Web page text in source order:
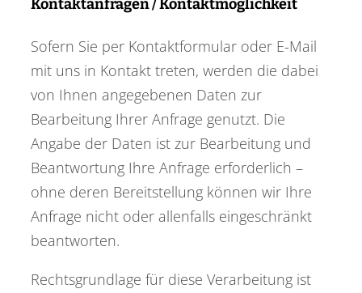
Kontaktanfragen / Kontaktmöglichkeit
Sofern Sie per Kontaktformular oder E-Mail
mit uns in Kontakt treten, werden die dabei
von Ihnen angegebenen Daten zur
Bearbeitung Ihrer Anfrage genutzt. Die
Angabe der Daten ist zur Bearbeitung und
Beantwortung Ihre Anfrage erforderlich –
ohne deren Bereitstellung können wir Ihre
Anfrage nicht oder allenfalls eingeschränkt
beantworten.
Rechtsgrundlage für diese Verarbeitung ist